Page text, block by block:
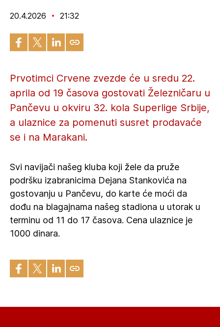
20.4.2026 21:32
Prvotimci Crvene zvezde će u sredu 22.
aprila od 19 časova gostovati Železničaru u
Pančevu u okviru 32. kola Superlige Srbije,
a ulaznice za pomenuti susret prodavaće
se i na Marakani.
Svi navijači našeg kluba koji žele da pruže
podršku izabranicima Dejana Stankovića na
gostovanju u Pančevu, do karte će moći da
dođu na blagajnama našeg stadiona u utorak u
terminu od 11 do 17 časova. Cena ulaznice je
1000 dinara.